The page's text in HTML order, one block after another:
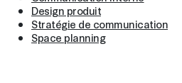
Design produit
Stratégie de communication
Space planning